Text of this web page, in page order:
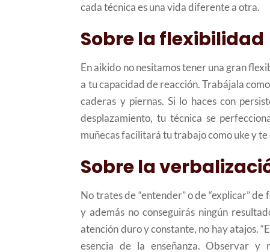
cada técnica es una vida diferente a otra.
Sobre la flexibilidad
En aikido no nesitamos tener una gran
a tu capacidad de reacción. Trabájala
caderas y piernas. Si lo haces con
desplazamiento, tu técnica se
muñecas facilitará tu trabajo como uke y
Sobre la
No trates de “entender” o de “explicar”
y además no conseguirás ningún
atención duro y constante, no hay atajos.
esencia de la enseñanza. Observar